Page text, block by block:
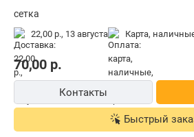
сетка
22,00 р., 13 августа карта,
70,00 р.
Контакты
Быстрый